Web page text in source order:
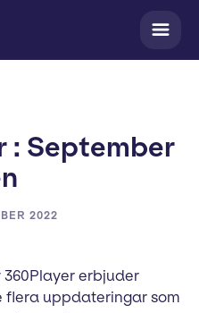
: September
2022
360Player erbjuder
flera uppdateringar som